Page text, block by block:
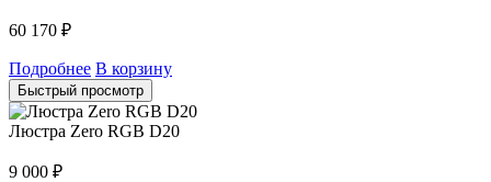
60 170 ₽
Подробнее В корзину
Быстрый просмотр
Люстра Zero RGB D20
9 000 ₽